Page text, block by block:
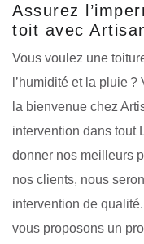
Assurez
toit avec
Vous voulez une
l’humidité et la pluie
la bienvenue chez
intervention dans tout
donner nos meilleurs
nos clients, nous
intervention de
vous proposons un